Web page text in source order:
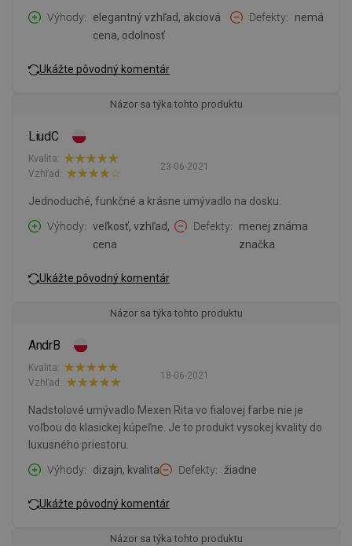
Výhody
elegantný vzhľad, akciová
cena, odolnosť
Defekty nemá
Ukážte pôvodný komentár
Názor sa týka tohto produktu
LiudC
23-06-2021
Kvalita:
Vzhľad:
Jednoduché, funkčné a krásne umývadlo na dosku.
Výhody
veľkosť, vzhľad,
cena
Defekty
menej známa
značka
Ukážte pôvodný komentár
Názor sa týka tohto produktu
AndrB
18-06-2021
Kvalita:
Vzhľad:
Nadstolové umývadlo Mexen Rita vo fialovej farbe nie je
voľbou do klasickej kúpeľne. Je to produkt vysokej kvality do
luxusného priestoru.
Výhody
dizajn, kvalita Defekty žiadne
Ukážte pôvodný komentár
Názor sa týka tohto produktu